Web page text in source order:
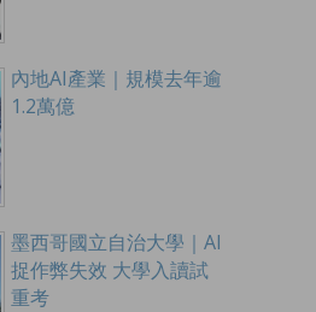
內地AI產業｜規模去年逾
1.2萬億
墨西哥國立自治大學｜AI
捉作弊失效 大學入讀試
重考